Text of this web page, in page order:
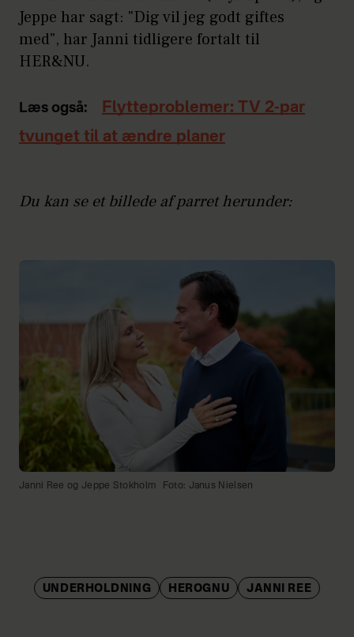
Jeppe har sagt: "Dig vil jeg godt giftes
med", har Janni tidligere fortalt til
HER&NU.
Læs også:
Flytteproblemer: TV 2-par
tvunget til at ændre planer
Du kan se et billede af parret herunder:
Janni Ree og Jeppe Stokholm Foto: Janus Nielsen
UNDERHOLDNING HEROGNU JANNI REE